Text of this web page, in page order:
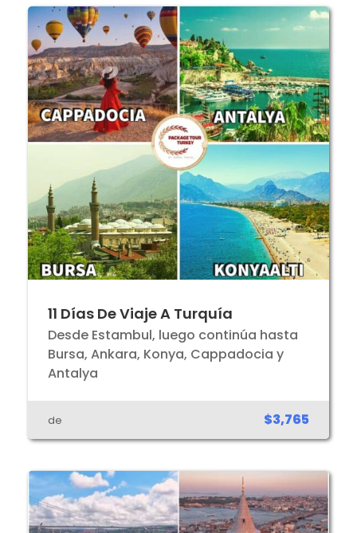
11 Días De Viaje A Turquía
Desde Estambul, luego continúa hasta
Bursa, Ankara, Konya, Cappadocia y
Antalya
de $3,765